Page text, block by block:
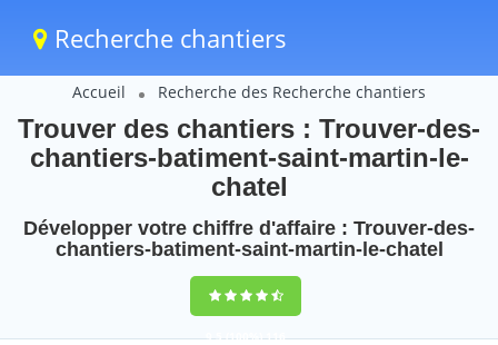
Recherche chantiers
Accueil Recherche des Recherche chantiers
Trouver des chantiers : Trouver-des-
chantiers-batiment-saint-martin-le-
chatel
Développer votre chiffre d'affaire : Trouver-des-
chantiers-batiment-saint-martin-le-chatel
9,5(100%)116